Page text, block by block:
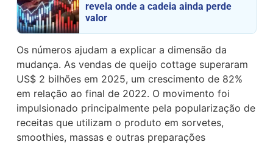
revela onde a cadeia ainda perde
valor
Os números ajudam a explicar a dimensão da
mudança. As vendas de queijo cottage superaram
US$ 2 bilhões em 2025, um crescimento de 82%
em relação ao final de 2022. O movimento foi
impulsionado principalmente pela popularização de
receitas que utilizam o produto em sorvetes,
smoothies, massas e outras preparações